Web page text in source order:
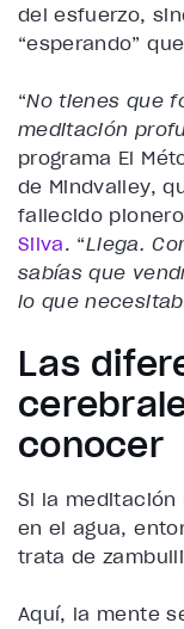
del esfuerzo,
“esperando”
“No tienes que
meditación
programa El
de Mindvalley,
fallecido
Silva. “Llega.
sabías que
lo que
Las
conocer
Si la meditación
en el agua,
trata de
Aquí, la mente